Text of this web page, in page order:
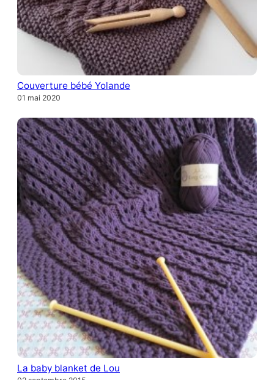
Couverture bébé Yolande
01 mai 2020
La baby blanket de Lou